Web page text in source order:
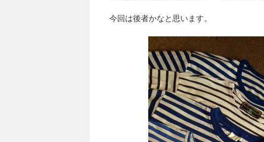
今回は後者かなと思います。